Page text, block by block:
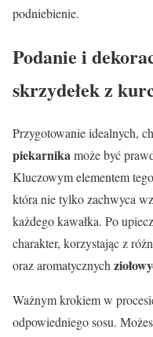
podniebienie.
Podanie i
skrzydełek z
Przygotowanie idealnych,
piekarnika może być
Kluczowym elementem
która nie tylko zachwyca
każdego kawałka. Po
charakter, korzystając z
oraz aromatycznych
Ważnym krokiem w
odpowiedniego sosu.